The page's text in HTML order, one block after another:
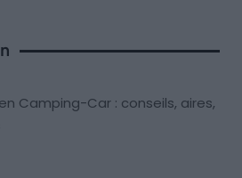
Camping-Car : conseils, aires,